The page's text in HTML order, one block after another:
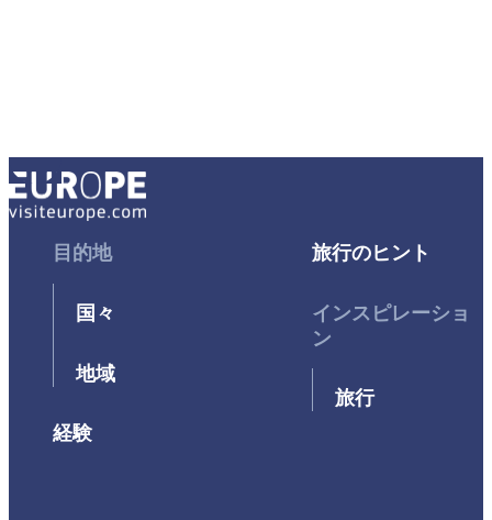
Footer目的地
国々
地域
経験
Footer旅行のヒント
インスピレーショ
ン
旅行